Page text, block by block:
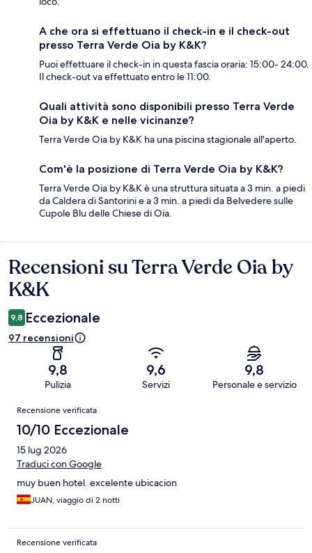
A che ora si effettuano il check-in e il check-out
presso Terra Verde Oia by K&K?
Puoi effettuare il check-in in questa fascia oraria: 15:00- 24:00.
Il check-out va effettuato entro le 11:00.
Quali attività sono disponibili presso Terra Verde
Oia by K&K e nelle vicinanze?
Terra Verde Oia by K&K ha una piscina stagionale all'aperto.
Com'è la posizione di Terra Verde Oia by K&K?
Terra Verde Oia by K&K è una struttura situata a 3 min. a piedi
da Caldera di Santorini e a 3 min. a piedi da Belvedere sulle
Cupole Blu delle Chiese di Oia.
Recensioni
Recensioni su Terra Verde Oia by
K&K
9,8 Eccezionale
97 recensioni
9,8
Pulizia
9,6
Servizi
9,8
Personale e servizio
Recensioni
Recensione verificata
10/10 Eccezionale
15 lug 2026
Traduci con Google
muy buen hotel. excelente ubicacion
JUAN, viaggio di 2 notti
Recensione verificata